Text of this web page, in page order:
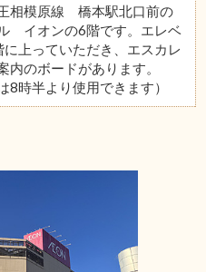
相模原線 橋本駅北口前の
イオンの6階です。エレベ
上っていただき、エスカレ
内のボードがあります。
8時半より使用できます）